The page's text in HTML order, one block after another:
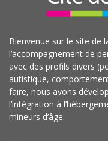
Bienvenue sur le site de
l’accompagnement de
avec des profils divers
autistique,
faire, nous avons
l’intégration à
mineurs d’âge.